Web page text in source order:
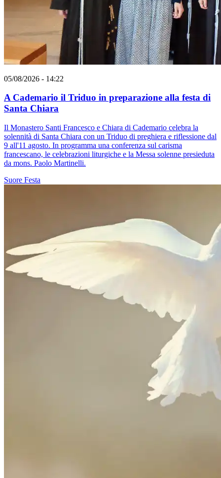
05/08/2026 - 14:22
A Cademario il Triduo in preparazione alla festa di
Santa Chiara
Il Monastero Santi Francesco e Chiara di Cademario celebra la
solennità di Santa Chiara con un Triduo di preghiera e riflessione dal
9 all'11 agosto. In programma una conferenza sul carisma
francescano, le celebrazioni liturgiche e la Messa solenne presieduta
da mons. Paolo Martinelli.
Suore Festa